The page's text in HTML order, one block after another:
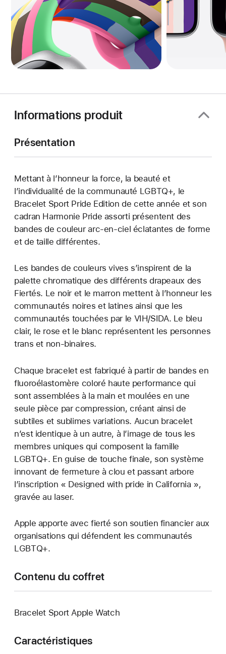
Informations produit
Présentation
Mettant à l’honneur la force, la beauté et
l’individualité de la communauté LGBTQ+, le
Bracelet Sport Pride Edition de cette année et son
cadran Harmonie Pride assorti présentent des
bandes de couleur arc-en-ciel éclatantes de forme
et de taille différentes.
Les bandes de couleurs vives s’inspirent de la
palette chromatique des différents drapeaux des
Fiertés. Le noir et le marron mettent à l’honneur les
communautés noires et latines ainsi que les
communautés touchées par le VIH/SIDA. Le bleu
clair, le rose et le blanc représentent les personnes
trans et non-binaires.
Chaque bracelet est fabriqué à partir de bandes en
fluoroélastomère coloré haute performance qui
sont assemblées à la main et moulées en une
seule pièce par compression, créant ainsi de
subtiles et sublimes variations. Aucun bracelet
n’est identique à un autre, à l’image de tous les
membres uniques qui composent la famille
LGBTQ+. En guise de touche finale, son système
innovant de fermeture à clou et passant arbore
l’inscription « Designed with pride in California »,
gravée au laser.
Apple apporte avec fierté son soutien financier aux
organisations qui défendent les communautés
LGBTQ+.
Contenu du coffret
Bracelet Sport Apple Watch
Caractéristiques